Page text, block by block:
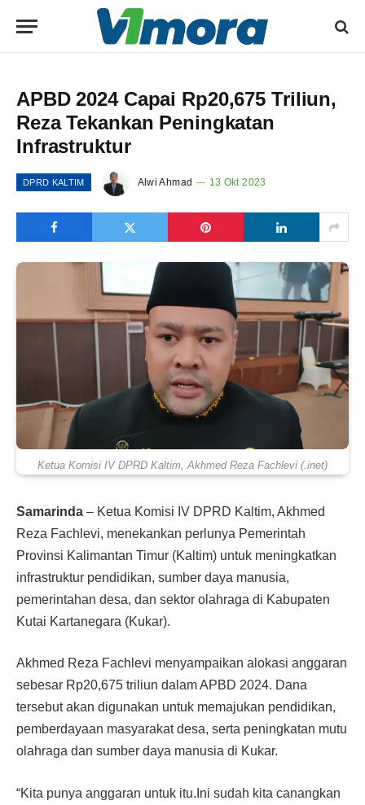
APBD 2024 Capai Rp20,675 Triliun,
Reza Tekankan Peningkatan
Infrastruktur
DPRD KALTIM Alwi Ahmad 13 Okt 2023
Ketua Komisi IV DPRD Kaltim, Akhmed Reza Fachlevi (.inet)
Samarinda – Ketua Komisi IV DPRD Kaltim, Akhmed
Reza Fachlevi, menekankan perlunya Pemerintah
Provinsi Kalimantan Timur (Kaltim) untuk meningkatkan
infrastruktur pendidikan, sumber daya manusia,
pemerintahan desa, dan sektor olahraga di Kabupaten
Kutai Kartanegara (Kukar).
Akhmed Reza Fachlevi menyampaikan alokasi anggaran
sebesar Rp20,675 triliun dalam APBD 2024. Dana
tersebut akan digunakan untuk memajukan pendidikan,
pemberdayaan masyarakat desa, serta peningkatan mutu
olahraga dan sumber daya manusia di Kukar.
“Kita punya anggaran untuk itu.Ini sudah kita canangkan